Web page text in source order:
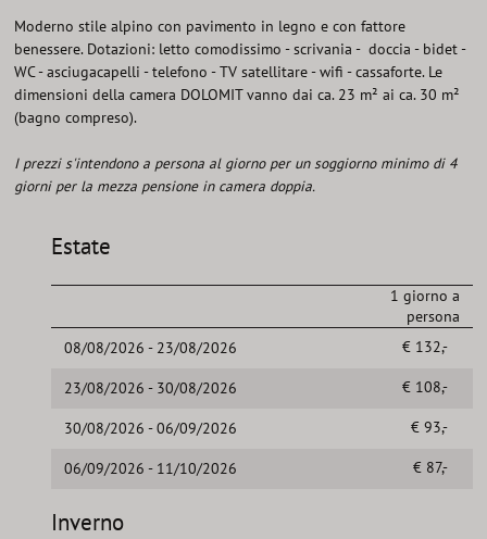
Moderno stile alpino con pavimento in legno e con fattore
benessere. Dotazioni: letto comodissimo - scrivania - doccia - bidet -
WC - asciugacapelli - telefono - TV satellitare - wifi - cassaforte. Le
dimensioni della camera DOLOMIT vanno dai ca. 23 m² ai ca. 30 m²
(bagno compreso).
I prezzi s'intendono a persona al giorno per un soggiorno minimo di 4
giorni per la mezza pensione in camera doppia.
Estate
1 giorno a
persona
08/08/2026 - 23/08/2026
€ 132,-
23/08/2026 - 30/08/2026 € 108,-
30/08/2026 - 06/09/2026 € 93,-
06/09/2026 - 11/10/2026 € 87,-
Inverno